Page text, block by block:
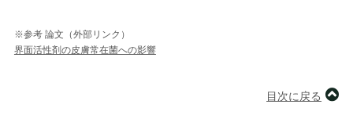
※参考 論文（外部リンク）
界面活性剤の皮膚常在菌への影響
目次に戻る